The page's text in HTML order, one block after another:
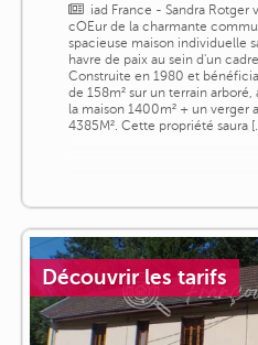
iad France - Sandra Rotger
cOEur de la charmante
spacieuse maison individuelle
havre de paix au sein d'un
Construite en 1980 et
de 158m² sur un terrain
la maison 1400m² + un verger
4385M². Cette propriété saura
Découvrir les tarifs